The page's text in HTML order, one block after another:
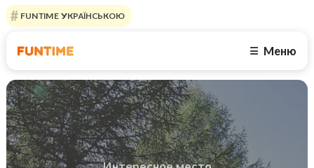
FUNTIME УКРАЇНСЬКОЮ
☰ Меню